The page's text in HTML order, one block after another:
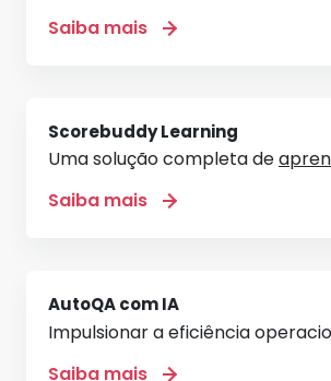
Saiba mais
Scorebuddy Learning
Uma solução completa de
Saiba mais
AutoQA com IA
Impulsionar a eficiência
Saiba mais